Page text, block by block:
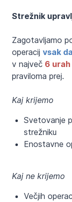
Strežnik
Zagotavljamo
operacij vsak
v največ 6
praviloma prej.
Kaj krijemo
Svetovanje
strežniku
Enostavne
Kaj ne krijemo
Večjih